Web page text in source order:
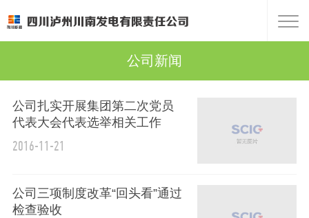
公司新闻
公司扎实开展集团第二次党员
代表大会代表选举相关工作
2016-11-21
公司三项制度改革“回头看”通过
检查验收